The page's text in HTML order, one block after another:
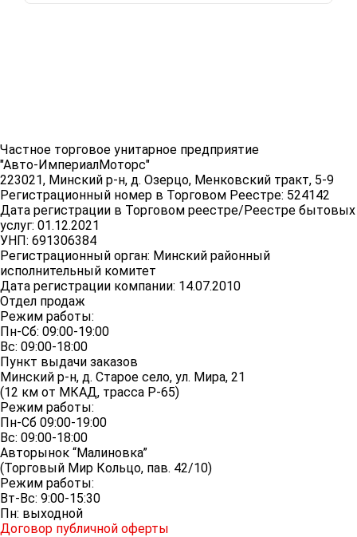
Частное торговое унитарное предприятие
"Авто-ИмпериалМоторс"
223021, Минский р-н, д. Озерцо, Менковский тракт, 5-9
Регистрационный номер в Торговом Реестре: 524142
Дата регистрации в Торговом реестре/Реестре бытовых
услуг: 01.12.2021
УНП: 691306384
Регистрационный орган: Минский районный
исполнительный комитет
Дата регистрации компании: 14.07.2010
Отдел продаж
Режим работы:
Пн-Сб: 09:00-19:00
Вс: 09:00-18:00
Пункт выдачи заказов
Минский р-н, д. Старое село, ул. Мира, 21
(12 км от МКАД, трасса P-65)
Режим работы:
Пн-Сб 09:00-19:00
Вс: 09:00-18:00
Авторынок “Малиновка”
(Торговый Мир Кольцо, пав. 42/10)
Режим работы:
Вт-Вс: 9:00-15:30
Пн: выходной
Договор публичной оферты